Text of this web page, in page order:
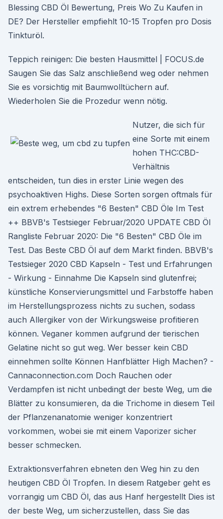
Blessing CBD Öl Bewertung, Preis Wo Zu Kaufen in
DE? Der Hersteller empfiehlt 10-15 Tropfen pro Dosis
Tinkturöl.
Teppich reinigen: Die besten Hausmittel | FOCUS.de
Saugen Sie das Salz anschließend weg oder nehmen
Sie es vorsichtig mit Baumwolltüchern auf.
Wiederholen Sie die Prozedur wenn nötig.
Nutzer, die sich für
eine Sorte mit einem
hohen THC:CBD-
Verhältnis
entscheiden, tun dies in erster Linie wegen des
psychoaktiven Highs. Diese Sorten sorgen oftmals für
ein extrem erhebendes "6 Besten" CBD Öle Im Test
++ BBVB's Testsieger Februar/2020 UPDATE CBD Öl
Rangliste Februar 2020: Die "6 Besten" CBD Öle im
Test. Das Beste CBD Öl auf dem Markt finden. BBVB's
Testsieger 2020 CBD Kapseln - Test und Erfahrungen
- Wirkung - Einnahme Die Kapseln sind glutenfrei;
künstliche Konservierungsmittel und Farbstoffe haben
im Herstellungsprozess nichts zu suchen, sodass
auch Allergiker von der Wirkungsweise profitieren
können. Veganer kommen aufgrund der tierischen
Gelatine nicht so gut weg. Wer besser kein CBD
einnehmen sollte Können Hanfblätter High Machen? -
Cannaconnection.com Doch Rauchen oder
Verdampfen ist nicht unbedingt der beste Weg, um die
Blätter zu konsumieren, da die Trichome in diesem Teil
der Pflanzenanatomie weniger konzentriert
vorkommen, wobei sie mit einem Vaporizer sicher
besser schmecken.
Extraktionsverfahren ebneten den Weg hin zu den
heutigen CBD Öl Tropfen. In diesem Ratgeber geht es
vorrangig um CBD Öl, das aus Hanf hergestellt Dies ist
der beste Weg, um sicherzustellen, dass Sie das